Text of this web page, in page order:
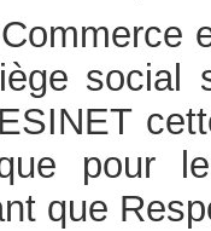
social
pour
que